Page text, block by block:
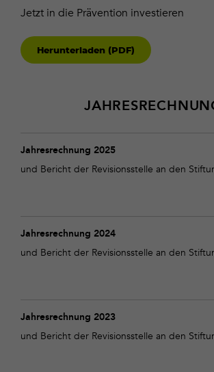
Jetzt in die Prävention investieren
Herunterladen (PDF)
Jahresrechnung 2025
und Bericht der Revisionsstelle an den
Jahresrechnung
2025
Jahresrechnung 2024
und Bericht der Revisionsstelle an den
Jahresrechnung
2024
Jahresrechnung 2023
und Bericht der Revisionsstelle an den
Jahresrechnung
2023